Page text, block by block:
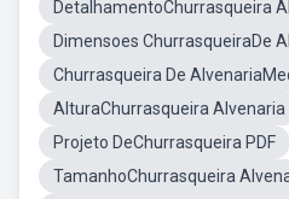
DetalhamentoChurrasqueira
Dimensoes ChurrasqueiraDe
Churrasqueira De
AlturaChurrasqueira Alvenaria
Projeto DeChurrasqueira PDF
TamanhoChurrasqueira